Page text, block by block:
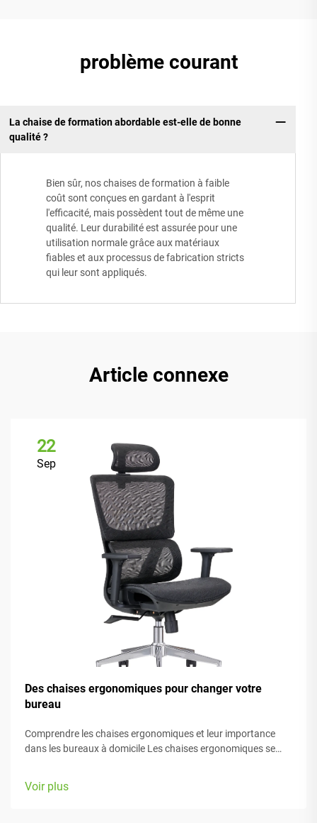
problème courant
La chaise de formation abordable est-elle de bonne
qualité ?
Bien sûr, nos chaises de formation à faible
coût sont conçues en gardant à l'esprit
l'efficacité, mais possèdent tout de même une
qualité. Leur durabilité est assurée pour une
utilisation normale grâce aux matériaux
fiables et aux processus de fabrication stricts
qui leur sont appliqués.
Article connexe
22
Sep
Des chaises ergonomiques pour changer votre
bureau
Comprendre les chaises ergonomiques et leur importance
dans les bureaux à domicile Les chaises ergonomiques se
types de morphologie et préférences. La plupart des modèles
Voir plus